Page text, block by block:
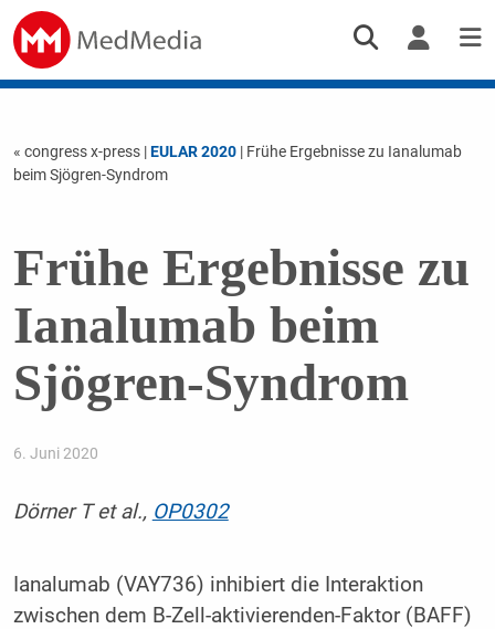
« congress x-press |EULAR 2020| Frühe Ergebnisse zu Ianalumab
beim Sjögren-Syndrom
Frühe Ergebnisse zu
Ianalumab beim
Sjögren-Syndrom
6. Juni 2020
Dörner T et al., OP0302
Ianalumab (VAY736) inhibiert die Interaktion
zwischen dem B-Zell-aktivierenden-Faktor (BAFF)